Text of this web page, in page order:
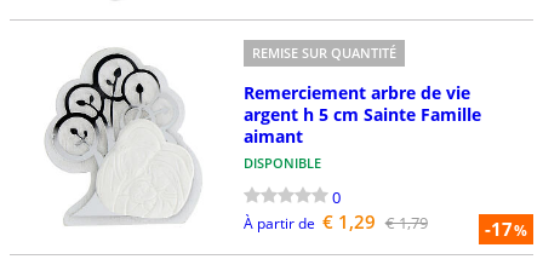
-17%
REMISE SUR QUANTITÉ
Remerciement arbre de vie
argent h 5 cm Sainte Famille
aimant
DISPONIBLE
0
À partir de € 1,29 € 1,79